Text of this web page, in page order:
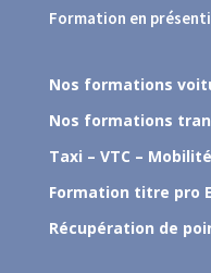
Formation en
Nos formations
Nos formations
Taxi – VTC – Mobilité
Formation titre pro
Récupération de